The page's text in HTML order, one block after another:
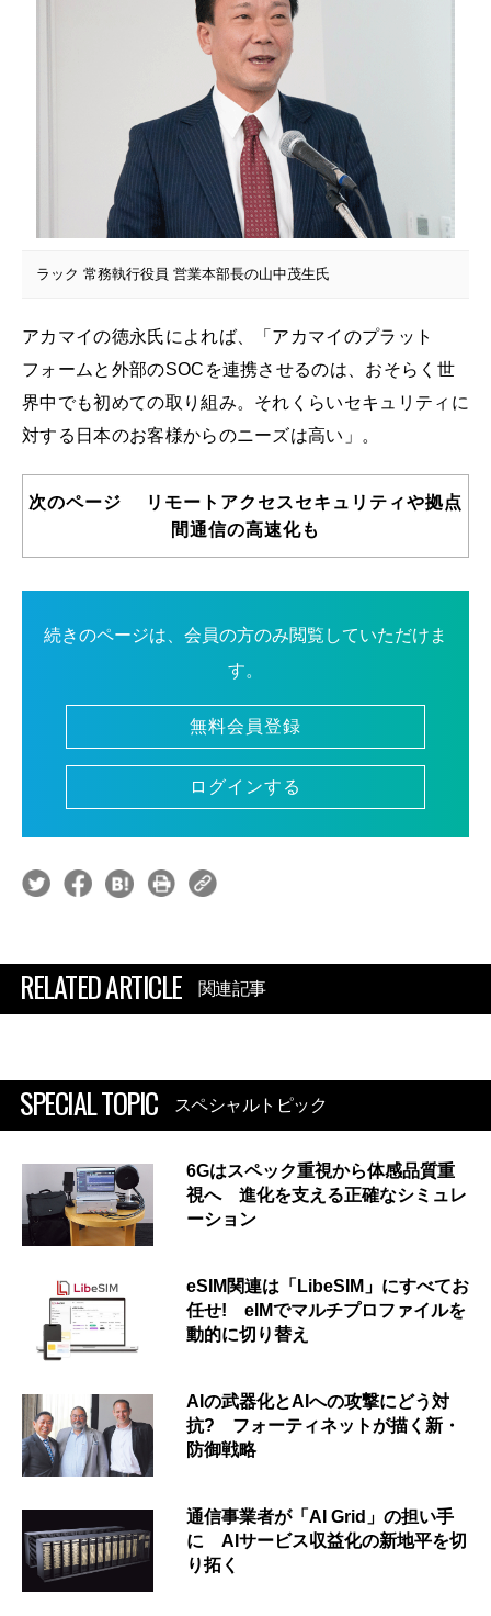
ラック 常務執行役員 営業本部長の山中茂生氏
アカマイの徳永氏によれば、「アカマイのプラット
フォームと外部のSOCを連携させるのは、おそらく世
界中でも初めての取り組み。それくらいセキュリティに
対する日本のお客様からのニーズは高い」。
次のページ リモートアクセスセキュリティや拠点
間通信の高速化も
続きのページは、会員の方のみ閲覧していただけま
す。
無料会員登録
ログインする
RELATED ARTICLE 関連記事
SPECIAL TOPIC スペシャルトピック
6Gはスペック重視から体感品質重
視へ 進化を支える正確なシミュレ
ーション
eSIM関連は「LibeSIM」にすべてお
任せ! eIMでマルチプロファイルを
動的に切り替え
AIの武器化とAIへの攻撃にどう対
抗? フォーティネットが描く新・
防御戦略
通信事業者が「AI Grid」の担い手
に AIサービス収益化の新地平を切
り拓く